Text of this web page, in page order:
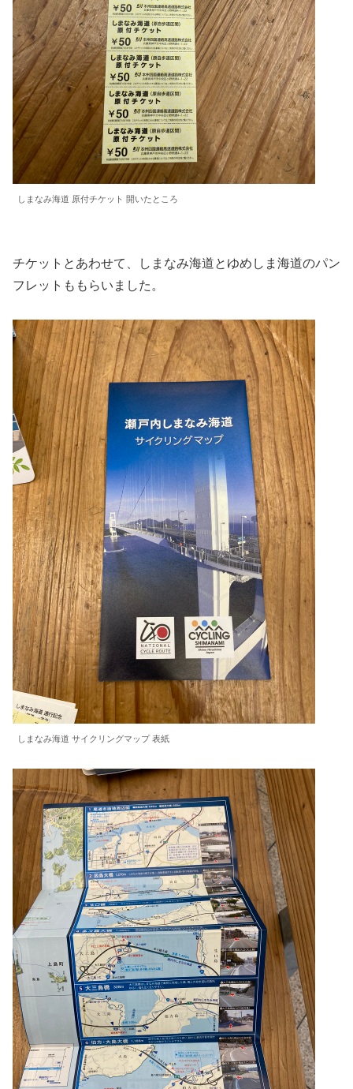
しまなみ海道 原付チケット 開いたところ
チケットとあわせて、しまなみ海道とゆめしま海道のパン
フレットももらいました。
しまなみ海道 サイクリングマップ 表紙